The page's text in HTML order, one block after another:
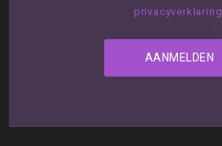
privacyverklaring.